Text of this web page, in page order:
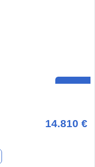
14.810 €